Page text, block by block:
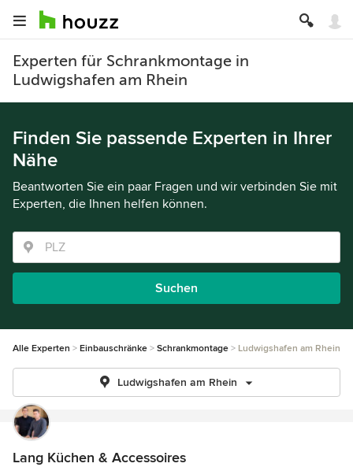
Experten für Schrankmontage in
Ludwigshafen am Rhein
Finden Sie passende Experten in Ihrer
Nähe
Beantworten Sie ein paar Fragen und wir verbinden Sie mit
Experten, die Ihnen helfen können.
Suchen
Alle Experten Einbauschränke Schrankmontage Ludwigshafen am Rhein
Ludwigshafen am Rhein
Lang Küchen & Accessoires